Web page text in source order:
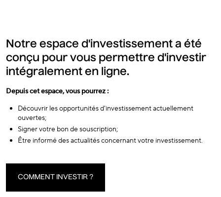
Notre espace d'investissement a été
conçu pour vous permettre d'investir
intégralement en ligne.
Depuis cet espace, vous pourrez :
Découvrir les opportunités d'investissement actuellement
ouvertes;
Signer votre bon de souscription;
Être informé des actualités concernant votre investissement.
COMMENT INVESTIR ?